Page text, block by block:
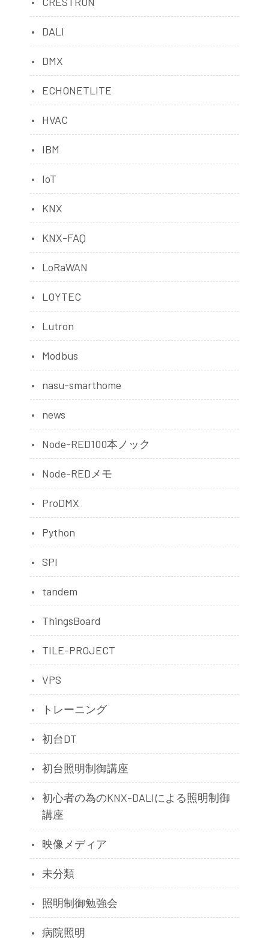
DALI
DMX
ECHONETLITE
HVAC
IBM
IoT
KNX
KNX-FAQ
LoRaWAN
LOYTEC
Lutron
Modbus
nasu-smarthome
news
Node-RED100本ノック
Node-REDメモ
ProDMX
Python
SPI
tandem
ThingsBoard
TILE-PROJECT
VPS
トレーニング
初台DT
初台照明制御講座
初心者の為のKNX-DALIによる照明制御
講座
映像メディア
未分類
照明制御勉強会
病院照明